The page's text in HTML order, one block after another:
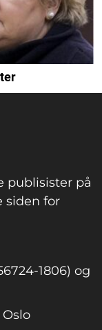
publisister på
siden for
1806) og
Oslo